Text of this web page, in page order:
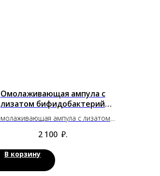
Омолаживающая ампула с
лизатом бифидобактерий
ампула с лизатом
2 100 ₽.
В корзину